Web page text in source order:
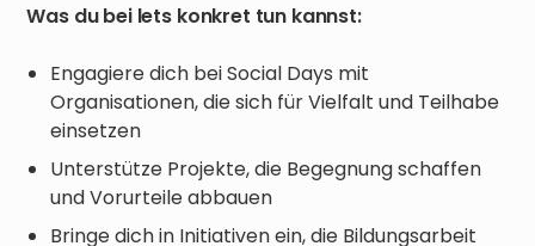
Was du bei lets konkret tun kannst:
Engagiere dich bei Social Days mit
Organisationen, die sich für Vielfalt und Teilhabe
einsetzen
Unterstütze Projekte, die Begegnung schaffen
und Vorurteile abbauen
Bringe dich in Initiativen ein, die Bildungsarbeit